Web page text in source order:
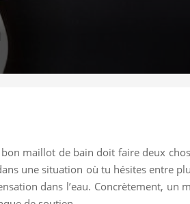
maillot de bain doit faire deux
une situation où tu hésites entre
dans l’eau. Concrètement,